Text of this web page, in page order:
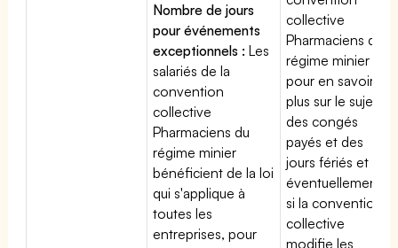
Nombre de jours
pour événements
exceptionnels : Les
salariés de la
convention
collective
Pharmaciens du
régime minier
bénéficient de la loi
qui s'applique à
toutes les
entreprises, pour
collective
Pharmaciens du
régime minier
pour en savoir
plus sur le sujet
des congés
payés et des
jours fériés et
éventuellement
si la convention
collective
modifie les